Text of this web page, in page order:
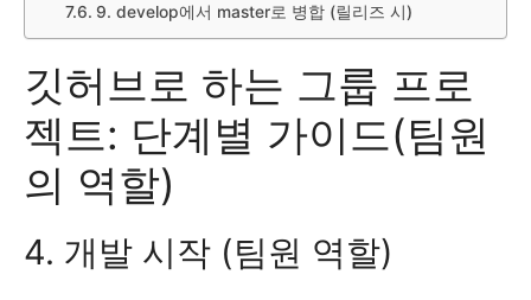
9. develop에서 master로 병합 (릴리즈 시)
깃허브로 하는 그룹 프로
젝트: 단계별 가이드(팀원
의 역할)
4. 개발 시작 (팀원 역할)